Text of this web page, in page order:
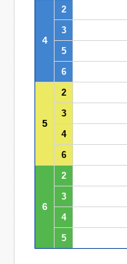
4
2
3
5
6
5
2
3
4
6
6
2
3
4
5